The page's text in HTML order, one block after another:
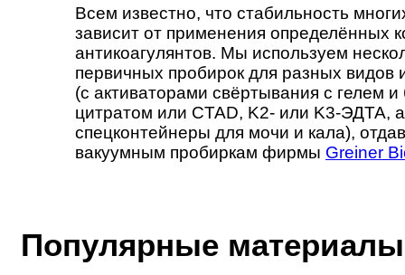
Всем известно, что стабильность
зависит от применения определённых
антикоагулянтов. Мы используем
первичных пробирок для разных видов
(с активаторами свёртывания с гелем и
цитратом или CTAD, K2- или K3-ЭДТА,
спецконтейнеры для мочи и кала),
вакуумным пробиркам фирмы Greiner
Популярные материалы